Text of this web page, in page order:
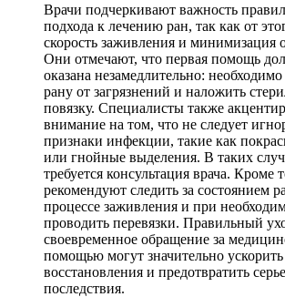
Врачи подчеркивают важность
подхода к лечению ран, так как от
скорость заживления и минимизация
Они отмечают, что первая помощь
оказана незамедлительно:
рану от загрязнений и наложить
повязку. Специалисты также
внимание на том, что не следует
признаки инфекции, такие как
или гнойные выделения. В таких
требуется консультация врача. Кроме
рекомендуют следить за состоянием
процессе заживления и при
проводить перевязки. Правильный
своевременное обращение за
помощью могут значительно
восстановления и предотвратить
последствия.